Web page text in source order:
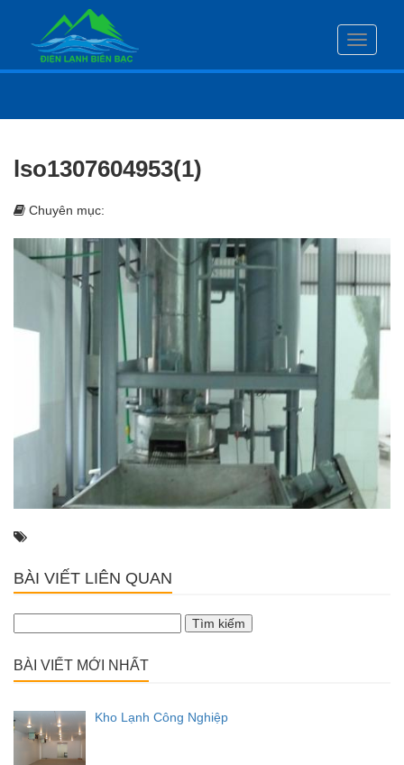
Toggle
lso1307604953(1)
Chuyên mục:
BÀI VIẾT LIÊN QUAN
kiếm
BÀI VIẾT MỚI NHẤT
Kho Lạnh Công Nghiệp